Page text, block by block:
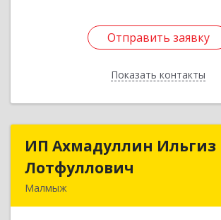
Отправить заявку
Показать контакты
Отправить заявку
Назад
ИП Ахмадуллин Ильгиз
Лотфуллович
Малмыж
ИП